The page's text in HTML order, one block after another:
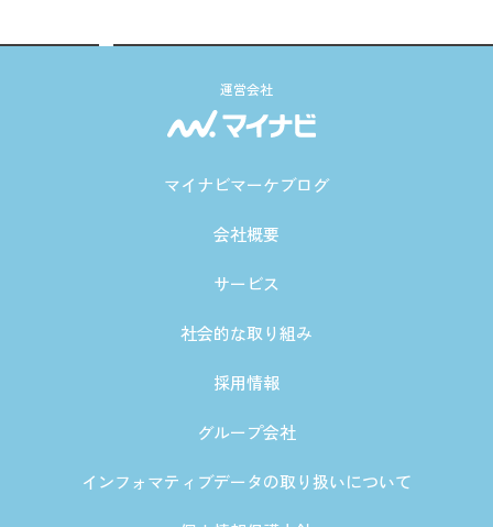
運営会社
マイナビマーケブログ
会社概要
サービス
社会的な取り組み
採用情報
グループ会社
インフォマティブデータの取り扱いについて